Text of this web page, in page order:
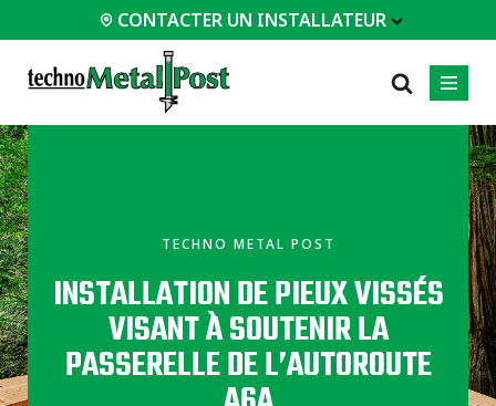
CONTACTER UN INSTALLATEUR
Agrandissements
/ Extensions
Maisons / Chalets
Garages / Abris
Résidentiels
Industriel
Service d'ingénierie
techniques
Équipements
d'installation
Études de cas
Certifications
TECHNO METAL POST
INSTALLATION DE PIEUX VISSÉS
VISANT À SOUTENIR LA
PASSERELLE DE L’AUTOROUTE